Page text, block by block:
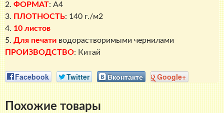
2. ФОРМАТ: A4
3. ПЛОТНОСТЬ: 140 г./м2
4. 10 листов
5. Для печати водорастворимыми чернилами
ПРОИЗВОДСТВО: Китай
Facebook Twitter Вконтакте Google+
Похожие товары